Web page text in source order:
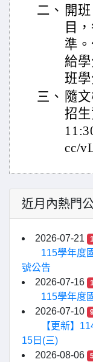
二、 開
目
準
給
班學
三、 隨
招
cc/
近月內熱門
2026-07-21
115學年度
號公告
2026-07-16
115學年度
2026-07-10
【更新】
15日(三)
2026-08-06